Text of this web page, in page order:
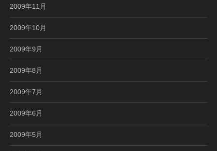
2009年11月
2009年10月
2009年9月
2009年8月
2009年7月
2009年6月
2009年5月